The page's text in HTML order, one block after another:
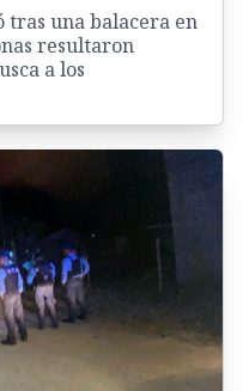
tras una balacera en
resultaron
a los